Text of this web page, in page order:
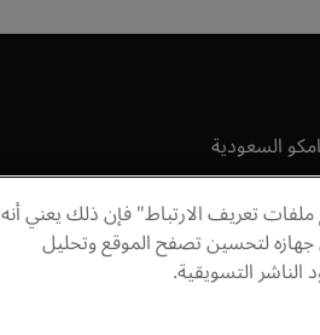
السعودية
وورلد بالإنجليزية
تعريف الارتباط" فإن ذلك يعني أنه
لتحسين تصفح الموقع وتحليل
التسويقية.